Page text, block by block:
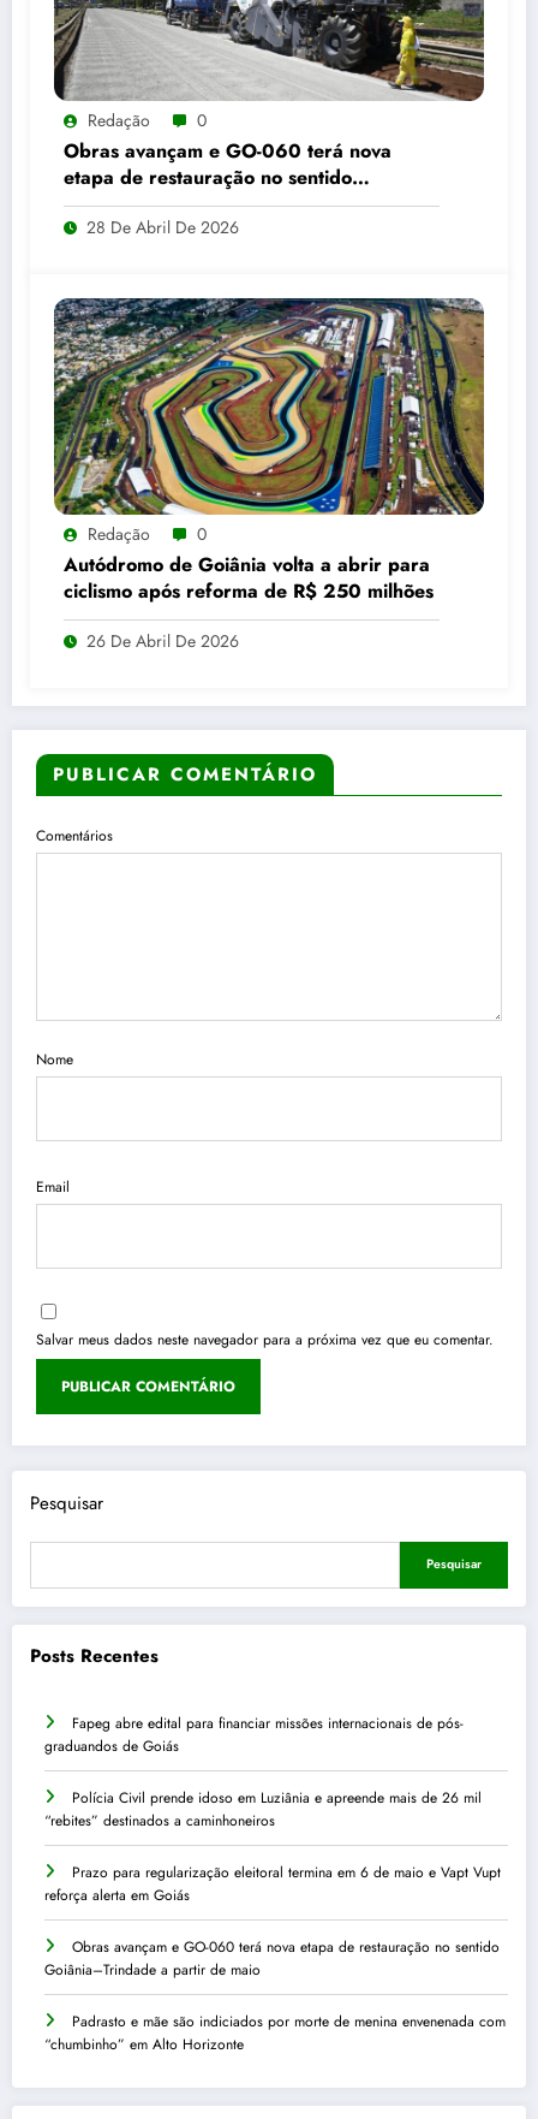
Redação 0
Obras avançam e GO-060 terá nova
etapa de restauração no sentido
Goiânia–Trindade a partir de maio
28 De Abril De 2026
Redação 0
Autódromo de Goiânia volta a abrir para
ciclismo após reforma de R$ 250 milhões
26 De Abril De 2026
PUBLICAR COMENTÁRIO
Comentários
Nome
Email
Salvar meus dados neste navegador para a próxima vez que eu comentar.
Pesquisar
Pesquisar
Posts Recentes
Fapeg abre edital para financiar missões internacionais de pós-
graduandos de Goiás
Polícia Civil prende idoso em Luziânia e apreende mais de 26 mil
“rebites” destinados a caminhoneiros
Prazo para regularização eleitoral termina em 6 de maio e Vapt Vupt
reforça alerta em Goiás
Obras avançam e GO-060 terá nova etapa de restauração no sentido
Goiânia–Trindade a partir de maio
Padrasto e mãe são indiciados por morte de menina envenenada com
“chumbinho” em Alto Horizonte